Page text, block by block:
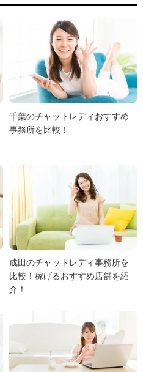
千葉のチャットレディおすすめ
事務所を比較！
成田のチャットレディ事務所を
比較！稼げるおすすめ店舗を紹
介！